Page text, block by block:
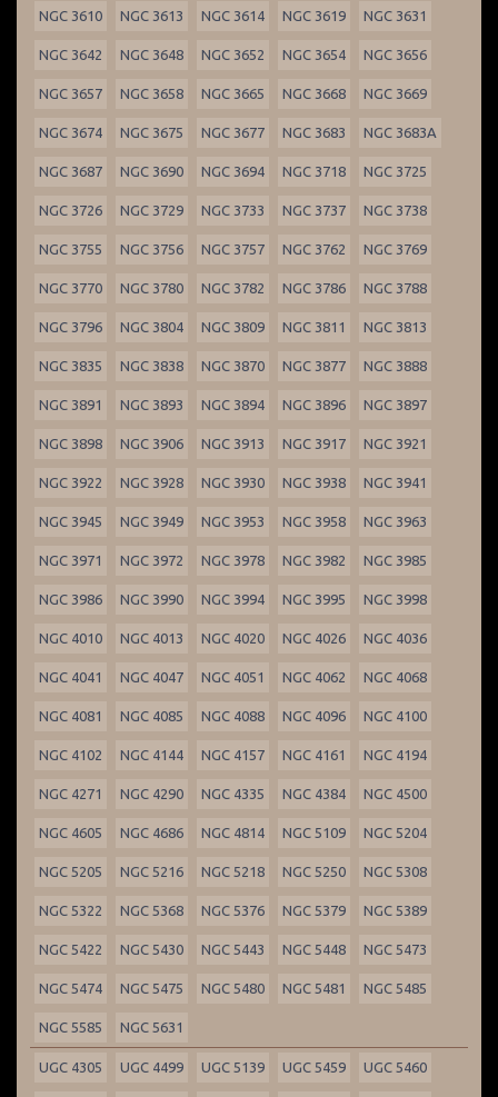
NGC 3610 NGC 3613 NGC 3614 NGC 3619 NGC 3631
NGC 3642 NGC 3648 NGC 3652 NGC 3654 NGC 3656
NGC 3657 NGC 3658 NGC 3665 NGC 3668 NGC 3669
NGC 3674 NGC 3675 NGC 3677 NGC 3683 NGC 3683A
NGC 3687 NGC 3690 NGC 3694 NGC 3718 NGC 3725
NGC 3726 NGC 3729 NGC 3733 NGC 3737 NGC 3738
NGC 3755 NGC 3756 NGC 3757 NGC 3762 NGC 3769
NGC 3770 NGC 3780 NGC 3782 NGC 3786 NGC 3788
NGC 3796 NGC 3804 NGC 3809 NGC 3811 NGC 3813
NGC 3835 NGC 3838 NGC 3870 NGC 3877 NGC 3888
NGC 3891 NGC 3893 NGC 3894 NGC 3896 NGC 3897
NGC 3898 NGC 3906 NGC 3913 NGC 3917 NGC 3921
NGC 3922 NGC 3928 NGC 3930 NGC 3938 NGC 3941
NGC 3945 NGC 3949 NGC 3953 NGC 3958 NGC 3963
NGC 3971 NGC 3972 NGC 3978 NGC 3982 NGC 3985
NGC 3986 NGC 3990 NGC 3994 NGC 3995 NGC 3998
NGC 4010 NGC 4013 NGC 4020 NGC 4026 NGC 4036
NGC 4041 NGC 4047 NGC 4051 NGC 4062 NGC 4068
NGC 4081 NGC 4085 NGC 4088 NGC 4096 NGC 4100
NGC 4102 NGC 4144 NGC 4157 NGC 4161 NGC 4194
NGC 4271 NGC 4290 NGC 4335 NGC 4384 NGC 4500
NGC 4605 NGC 4686 NGC 4814 NGC 5109 NGC 5204
NGC 5205 NGC 5216 NGC 5218 NGC 5250 NGC 5308
NGC 5322 NGC 5368 NGC 5376 NGC 5379 NGC 5389
NGC 5422 NGC 5430 NGC 5443 NGC 5448 NGC 5473
NGC 5474 NGC 5475 NGC 5480 NGC 5481 NGC 5485
NGC 5585 NGC 5631
UGC 4305 UGC 4499 UGC 5139 UGC 5459 UGC 5460